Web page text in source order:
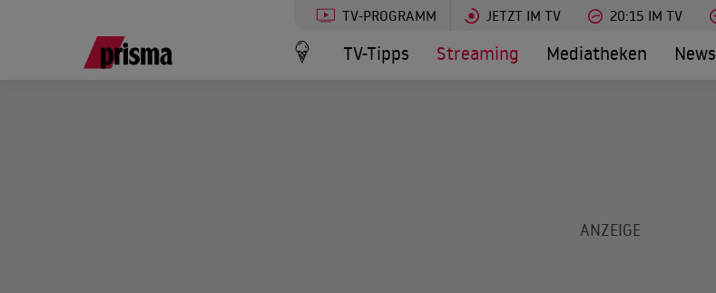
TV-PROGRAMM JETZT IM TV 20:15 IM TV
TV-Tipps Streaming Mediatheken News